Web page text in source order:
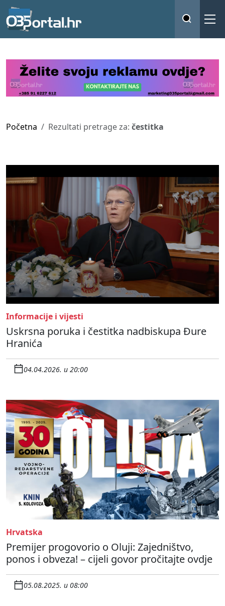
Početna Rezultati pretrage za: čestitka
Informacije i vijesti
Uskrsna poruka i čestitka nadbiskupa Đure
Hranića
04.04.2026. u 20:00
Hrvatska
Premijer progovorio o Oluji: Zajedništvo,
ponos i obveza! – cijeli govor pročitajte ovdje
05.08.2025. u 08:00